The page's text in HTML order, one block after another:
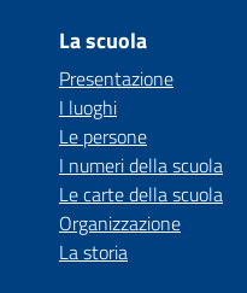
La scuola
Presentazione
I luoghi
Le persone
I numeri della scuola
Le carte della scuola
Organizzazione
La storia